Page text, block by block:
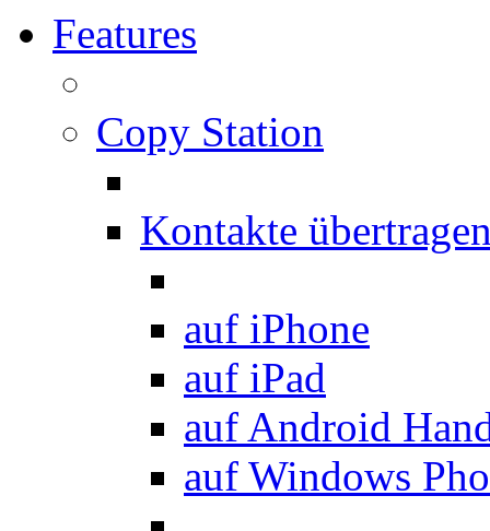
Features
Copy Station
Kontakte
auf iPhone
auf iPad
auf Android
auf Windows